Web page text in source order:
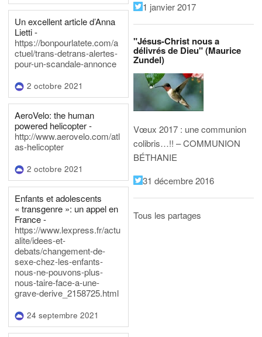
Un excellent article d’Anna
Lietti -
https://bonpourlatete.com/a
ctuel/trans-detrans-alertes-
pour-un-scandale-annonce
2 octobre 2021
AeroVelo: the human
powered helicopter -
http://www.aerovelo.com/atl
as-helicopter
2 octobre 2021
Enfants et adolescents
« transgenre »: un appel en
France -
https://www.lexpress.fr/actu
alite/idees-et-
debats/changement-de-
sexe-chez-les-enfants-
nous-ne-pouvons-plus-
nous-taire-face-a-une-
grave-derive_2158725.html
24 septembre 2021
1 janvier 2017
"Jésus-Christ nous a
délivrés de Dieu" (Maurice
Zundel)
Vœux 2017 : une communion
colibris…!! – COMMUNION
BÉTHANIE
31 décembre 2016
Tous les partages